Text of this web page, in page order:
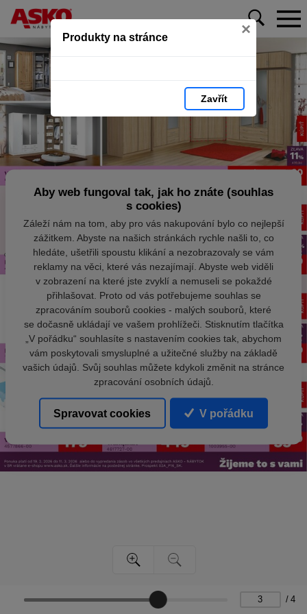
Produkty na stránce ×
Zavřít
/ 4
Aby web fungoval tak, jak ho znáte (souhlas
s cookies)
Záleží nám na tom, aby pro vás nakupování bylo co nejlepší
zážitkem. Abyste na našich stránkách rychle našli to, co
hledáte, ušetřili spoustu klikání a nezobrazovaly se vám
reklamy na věci, které vás nezajímají. Abyste web viděli
v zobrazení na které jste zvyklí a nemuseli se pokaždé
přihlašovat. Proto od vás potřebujeme souhlas se
zpracováním souborů cookies - malých souborů, které
se dočasně ukládají ve vašem prohlížeči. Stisknutím tlačítka
„V pořádku“ souhlasíte s nastavením cookies tak, abychom
vám poskytovali smysluplné a užitečné služby na základě
vašich údajů. Svůj souhlas můžete kdykoli změnit na stránce
zpracování osobních údajů.
Spravovat cookies V pořádku